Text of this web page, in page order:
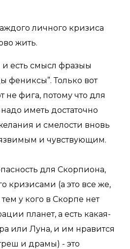
личного кризиса
жить.
есть смысл фразыы
фениксы”. Только вот
не фига, потому что для
иметь достаточно
и смелости вновь
и чувствующим.
для Скорпиона,
кризисами (а это все же,
у кого в Скорпе нет
планет, а есть какая-
или Луна, и им нравится
и драмы) - это